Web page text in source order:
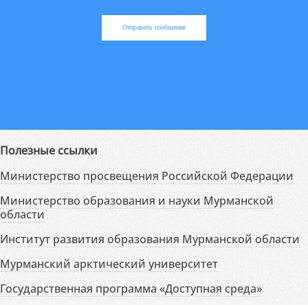
Отправить сообщение
Полезные ссылки
Министерство просвещения Российской Федерации
Министерство образования и науки Мурманской
области
Институт развития образования Мурманской области
Мурманский арктический университет
Государственная программа «Доступная среда»